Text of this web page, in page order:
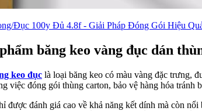
Đục 100y Đủ 4.8f - Giải Pháp Đóng Gói Hiệu
băng keo vàng đục dán
keo đục là loại băng keo có màu vàng đặc trưng,
việc đóng gói thùng carton, bảo vệ hàng hóa
được đánh giá cao về khả năng kết dính mà còn